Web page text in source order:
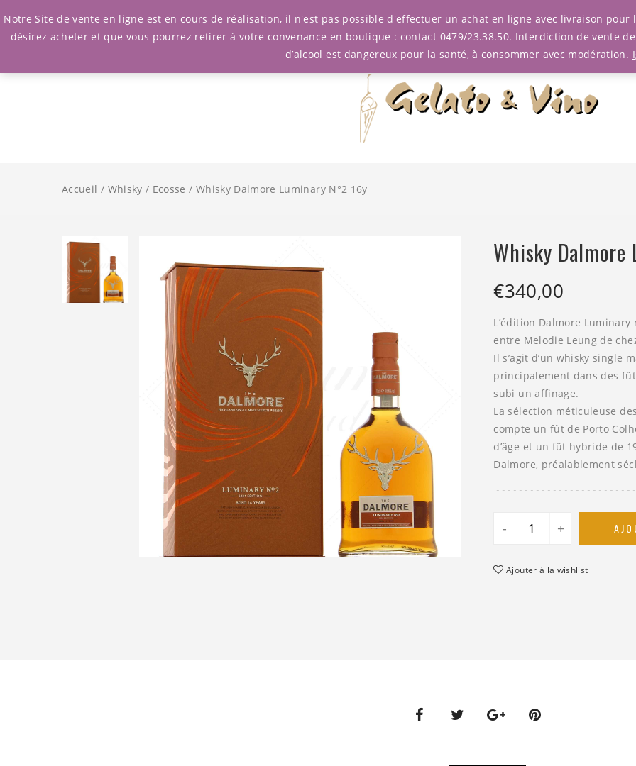
Accueil / Whisky / Ecosse / Whisky Dalmore Luminary N°2 16y
Whisky Dalmore
€340,00
L’édition Dalmore
entre Melodie Leung de
Il s’agit d’un whisky single
principalement dans des
subi un affinage.
La sélection méticuleuse
compte un fût de Porto
d’âge et un fût hybride de
Dalmore, préalablement
- +
Ajouter à la wishlist
Notre Site de vente en ligne est en cours de réalisation, il n'est pas possible d'effectuer un achat en ligne avec livraison
désirez acheter et que vous pourrez retirer à votre convenance en boutique : contact 0479/23.38.50. Interdiction de vente
d’alcool est dangereux pour la santé, à consommer avec modération.